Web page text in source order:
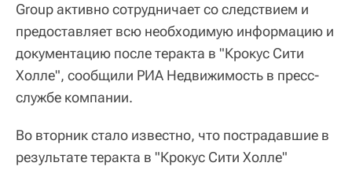
Group активно сотрудничает со следствием и
предоставляет всю необходимую информацию и
документацию после теракта в "Крокус Сити
Холле", сообщили РИА Недвижимость в пресс-
службе компании.
Во вторник стало известно, что пострадавшие в
результате теракта в "Крокус Сити Холле"